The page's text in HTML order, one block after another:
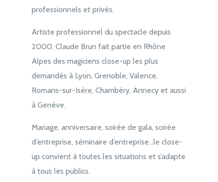
professionnels et privés.
Artiste professionnel du spectacle depuis
2000, Claude Brun fait partie en Rhône
Alpes des magiciens close-up les plus
demandés à Lyon, Grenoble, Valence,
Romans-sur-Isère, Chambéry, Annecy et aussi
à Genève.
Mariage, anniversaire, soirée de gala, soirée
d’entreprise, séminaire d’entreprise…le close-
up convient à toutes les situations et s’adapte
à tous les publics.